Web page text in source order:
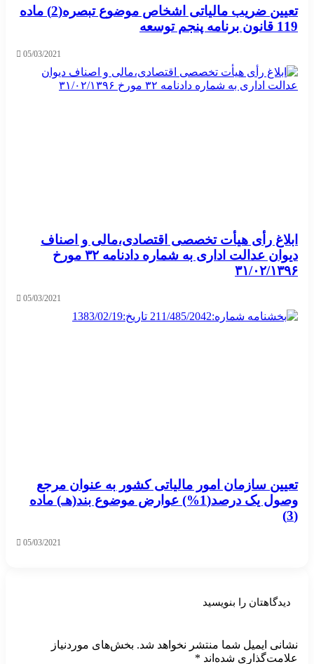
تعیین ضریب مالیاتی اشخاص موضوع تبصره(2) ماده
119 قانون برنامه پنجم توسعه
05/03/2021
ابلاغ رأی هیأت تخصصی اقتصادی،مالی و اصناف
دیوان عدالت اداری به شماره دادنامه ۳۲ مورخ
۳۱/۰۲/۱۳۹۶
05/03/2021
تعیین سازمان امور مالیاتی کشور به عنوان مرجع
وصول یک درصد(1%) عوارض موضوع بند(هـ) ماده
(3)
05/03/2021
دیدگاهتان را بنویسید
نشانی ایمیل شما منتشر نخواهد شد. بخش‌های موردنیاز
علامت‌گذاری شده‌اند *